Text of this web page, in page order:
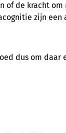
de kracht
zijn
dus om